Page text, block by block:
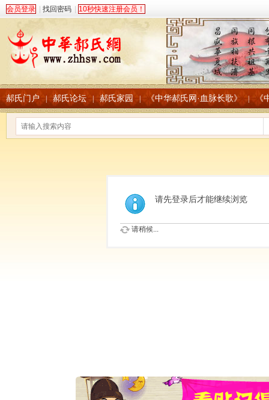
会员登录 找回密码 10秒快速注册会员！
郝氏门户 | 郝氏论坛 | 郝氏家园 | 《中华郝氏网·血脉长歌》 《
请先登录后才能继续浏览
请稍候...